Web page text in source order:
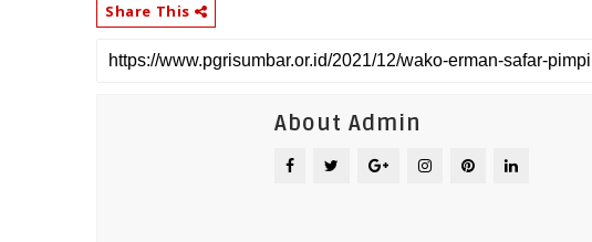
Share This
About Admin